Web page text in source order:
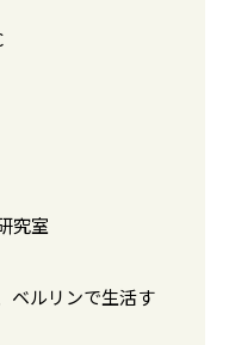
究室
ベルリンで生活す